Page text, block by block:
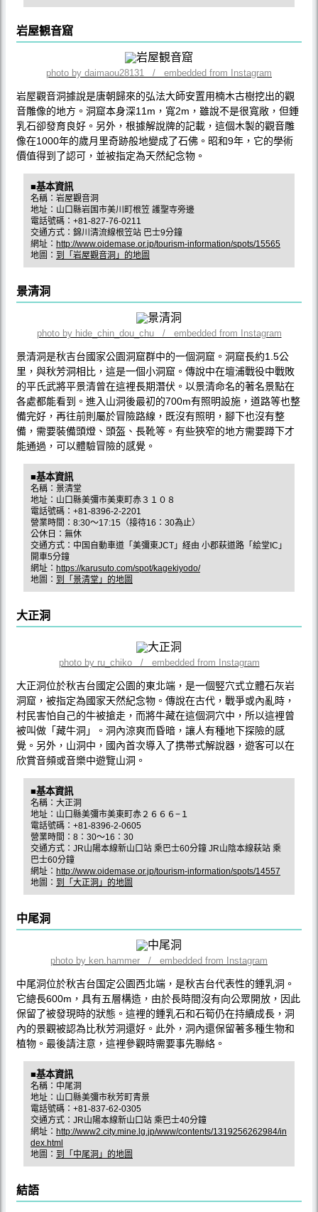
岩屋観音窟
photo by daimaou28131 / embedded from Instagram
岩屋觀音洞據說是唐朝歸來的弘法大師安置用楠木古樹挖出的觀
音雕像的地方。洞窟本身深11m，寬2m，雖說不是很寬敞，但鍾
乳石卻發育良好。另外，根據解說牌的記載，這個木製的觀音雕
像在1000年的歲月里奇跡般地變成了石佛。昭和9年，它的學術
價值得到了認可，並被指定為天然紀念物。
■基本資訊
名稱：岩屋觀音洞
地址：山口縣岩国市美川町根笠 護聖寺旁邊
電話號碼：+81-827-76-0211
交通方式：錦川清流線根笠站 巴士9分鐘
網址： http://www.oidemase.or.jp/tourism-information/spots/15565
地圖： 到「岩屋觀音洞」的地圖
景清洞
photo by hide_chin_dou_chu / embedded from Instagram
景清洞是秋吉台國家公園洞窟群中的一個洞窟。洞窟長約1.5公
里，與秋芳洞相比，這是一個小洞窟。傳說中在壇浦戰役中戰敗
的平氏武將平景清曾在這裡長期潛伏。以景清命名的著名景點在
各處都能看到。進入山洞後最初的700m有照明設施，道路等也整
備完好，再往前則屬於冒險路線，既沒有照明，腳下也沒有整
備，需要裝備頭燈、頭盔、長靴等。有些狹窄的地方需要蹲下才
能通過，可以體驗冒險的感覺。
■基本資訊
名稱：景清堂
地址：山口縣美彌市美東町赤３１０８
電話號碼：+81-8396-2-2201
營業時間：8:30～17:15（接待16：30為止）
公休日：無休
交通方式：中国自動車道「美彌東JCT」経由 小郡萩道路「絵堂IC」
開車5分鐘
網址： https://karusuto.com/spot/kagekiyodo/
地圖： 到「景清堂」的地圖
大正洞
photo by ru_chiko / embedded from Instagram
大正洞位於秋吉台國定公園的東北端，是一個竪穴式立體石灰岩
洞窟，被指定為國家天然紀念物。傳說在古代，戰爭或內亂時，
村民害怕自己的牛被搶走，而將牛藏在這個洞穴中，所以這裡曾
被叫做「藏牛洞」。洞內涼爽而昏暗，讓人有種地下探險的感
覺。另外，山洞中，國內首次導入了携帯式解說器，遊客可以在
欣賞音頻或音樂中遊覽山洞。
■基本資訊
名稱：大正洞
地址：山口縣美彌市美東町赤２６６６−１
電話號碼：+81-8396-2-0605
營業時間：8：30～16：30
交通方式：JR山陽本線新山口站 乘巴士60分鐘 JR山陰本線萩站 乘
巴士60分鐘
網址： http://www.oidemase.or.jp/tourism-information/spots/14557
地圖： 到「大正洞」的地圖
中尾洞
photo by ken.hammer / embedded from Instagram
中尾洞位於秋吉台国定公園西北端，是秋吉台代表性的鍾乳洞。
它總長600m，具有五層構造，由於長時間沒有向公眾開放，因此
保留了被發現時的狀態。這裡的鍾乳石和石筍仍在持續成長，洞
內的景觀被認為比秋芳洞還好。此外，洞內還保留著多種生物和
植物。最後請注意，這裡參觀時需要事先聯絡。
■基本資訊
名稱：中尾洞
地址：山口縣美彌市秋芳町青景
電話號碼：+81-837-62-0305
交通方式：JR山陽本線新山口站 乘巴士40分鐘
網址： http://www2.city.mine.lg.jp/www/contents/1319256262984/in
dex.html
地圖： 到「中尾洞」的地圖
結語